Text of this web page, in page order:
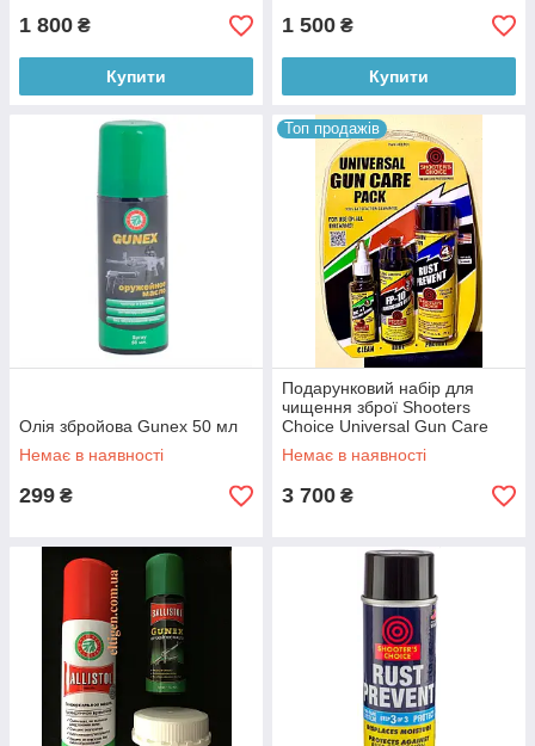
1 800 ₴
Купити
1 500 ₴
Купити
Олія збройова Gunex 50 мл
Немає в наявності
299 ₴
Топ продажів
Подарунковий набір для
чищення зброї Shooters
Choice Universal Gun Care
Pack
Немає в наявності
3 700 ₴